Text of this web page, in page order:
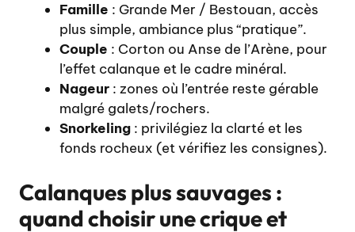
Famille : Grande Mer / Bestouan, accès
plus simple, ambiance plus “pratique”.
Couple : Corton ou Anse de l’Arène, pour
l’effet calanque et le cadre minéral.
Nageur : zones où l’entrée reste gérable
malgré galets/rochers.
Snorkeling : privilégiez la clarté et les
fonds rocheux (et vérifiez les consignes).
Calanques plus sauvages :
quand choisir une crique et